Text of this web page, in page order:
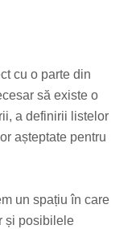
cu o parte din
să existe o
a definirii listelor
așteptate pentru
un spațiu în care
și posibilele